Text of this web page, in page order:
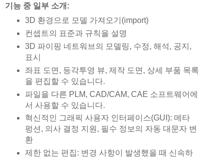
기능 중 일부 소개:
3D 환경으로 모델 가져오기(import)
컨셉트의 표준과 규칙을 설명
3D 파이핑 네트워브의 모델링, 수정, 해석, 공지,
표시
좌표 도면, 등각투영 뷰, 제작 도면, 상세 부품 목록
을 편집할 수 있습니다.
파일을 다른 PLM, CAD/CAM, CAE 소프트웨어에
서 사용할 수 있습니다.
혁신적인 그래픽 사용자 인터페이스(GUI): 메타
펑션, 의사 결정 지원, 필수 정보의 자동 대문자 변
환
제한 없는 편집: 변경 사항이 발생했을 때 신속하